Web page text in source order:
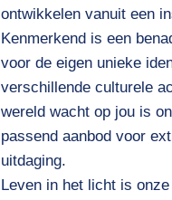
ontwikkelen vanuit een
Kenmerkend is een
voor de eigen unieke
verschillende culturele
wereld wacht op jou is
passend aanbod voor
uitdaging.
Leven in het licht is